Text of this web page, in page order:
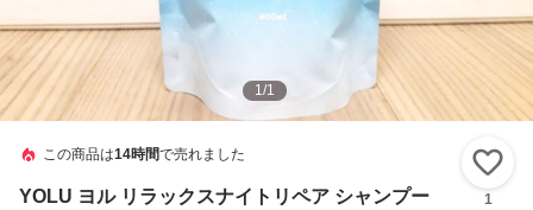
1/1
この商品は14時間で売れました
YOLU ヨル リラックスナイトリペア シャンプー
1